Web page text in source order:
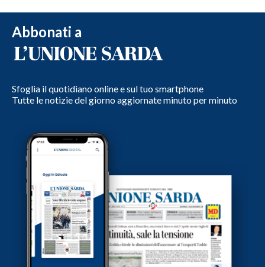
Abbonati a
Sfoglia il quotidiano online e sul tuo smartphone
Tutte le notizie del giorno aggiornate minuto per minuto